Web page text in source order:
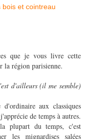
que je vous livre cette
la région parisienne.
d'ailleurs (il me semble)
aux classiques
de temps à autres.
plupart du temps, c'est
les mignardises salées